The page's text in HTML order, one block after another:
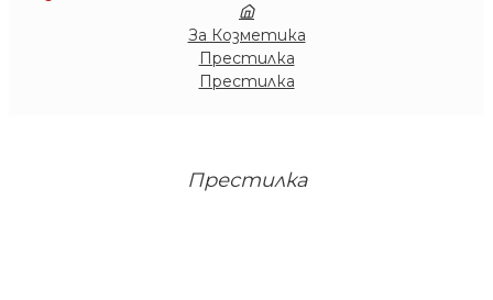
За Козметика
Престилка
Престилка
Престилка